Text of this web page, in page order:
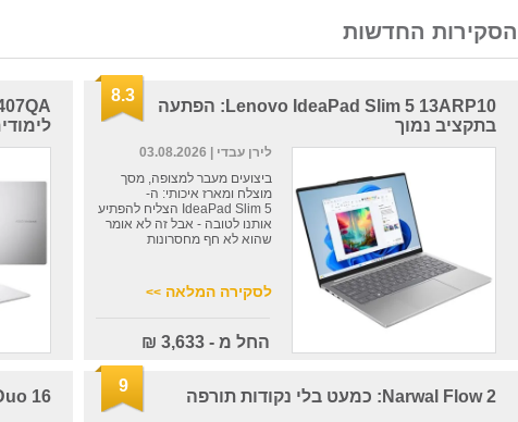
הסקירות החדשות
Lenovo IdeaPad Slim 5 13ARP10: הפתעה
בתקציב נמוך
8.3
לירן עבדי
ביצועים מעבר למצופה, מסך
מוצלח ומארז איכותי: ה-
IdeaPad Slim 5 הצליח להפתיע
אותנו לטובה - אבל זה לא אומר
שהוא לא חף מחסרונות
לסקירה המלאה >>
החל מ - 3,633 ₪
Narwal Flow 2: כמעט בלי נקודות תורפה
9
16